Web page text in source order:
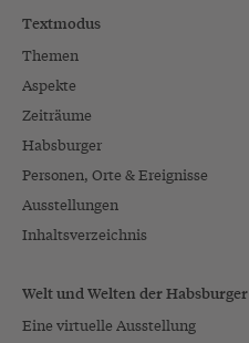
Textmodus
Themen
Aspekte
Zeiträume
Habsburger
Personen, Orte & Ereignisse
Ausstellungen
Inhaltsverzeichnis
Welt und Welten der Habsburger
Eine virtuelle Ausstellung